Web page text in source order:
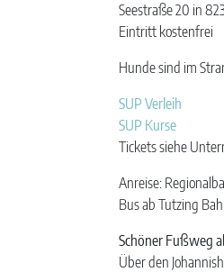
Seestraße 20 in
Eintritt kostenfrei
Hunde sind im
SUP Verleih
SUP Kurse
Tickets siehe
Anreise:
Bus ab Tutzing
Schöner Fußweg
Über den